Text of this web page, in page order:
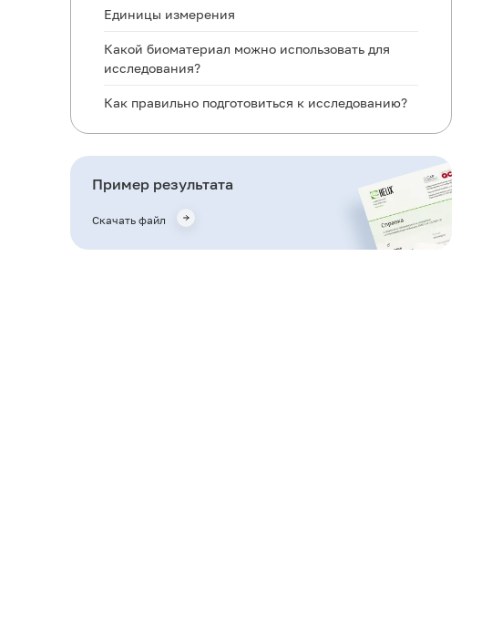
Единицы измерения
Какой биоматериал можно использовать для
исследования?
Как правильно подготовиться к исследованию?
Общая информация об исследовании
Пример результата
Скачать файл